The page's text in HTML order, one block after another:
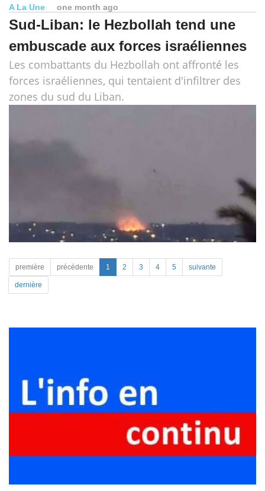
A La Une one month ago
Sud-Liban: le Hezbollah tend une
embuscade aux forces israéliennes
Les combattants du Hezbollah ont affronté les
forces israéliennes, qui tentaient d'infiltrer des
zones du sud du Liban.
première précédente 1 2 3 4 5 suivante
dernière